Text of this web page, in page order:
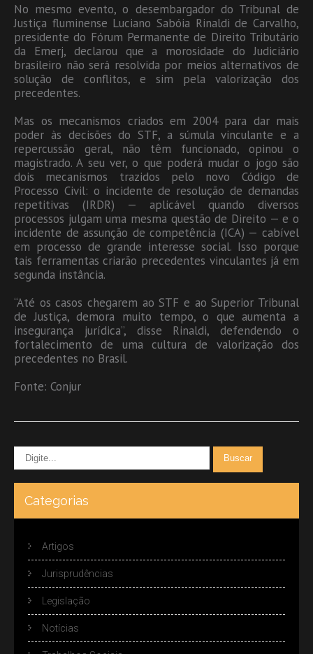
No mesmo evento, o desembargador do Tribunal de
Justiça fluminense Luciano Sabóia Rinaldi de Carvalho,
presidente do Fórum Permanente de Direito Tributário
da Emerj, declarou que a morosidade do Judiciário
brasileiro não será resolvida por meios alternativos de
solução de conflitos, e sim pela valorização dos
precedentes.
Mas os mecanismos criados em 2004 para dar mais
poder às decisões do STF, a súmula vinculante e a
repercussão geral, não têm funcionado, opinou o
magistrado. A seu ver, o que poderá mudar o jogo são
dois mecanismos trazidos pelo novo Código de
Processo Civil: o incidente de resolução de demandas
repetitivas (IRDR) — aplicável quando diversos
processos julgam uma mesma questão de Direito — e o
incidente de assunção de competência (ICA) — cabível
em processo de grande interesse social. Isso porque
tais ferramentas criarão precedentes vinculantes já em
segunda instância.
“Até os casos chegarem ao STF e ao Superior Tribunal
de Justiça, demora muito tempo, o que aumenta a
insegurança jurídica”, disse Rinaldi, defendendo o
fortalecimento de uma cultura de valorização dos
precedentes no Brasil.
Fonte: Conjur
Categorias
Artigos
Jurisprudências
Legislação
Notícias